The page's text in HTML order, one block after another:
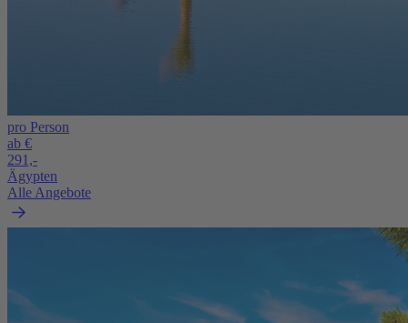
pro Person
ab €
291,-
Ägypten
Alle Angebote